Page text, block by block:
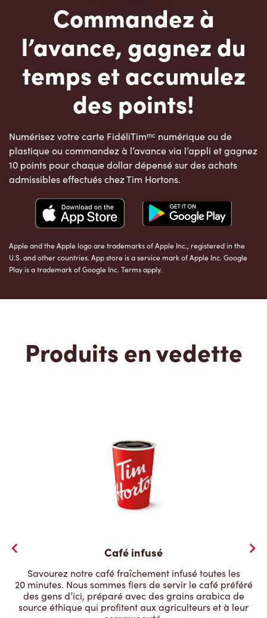
Commandez à
l’avance, gagnez du
temps et accumulez
des points!
Numérisez votre carte FidéliTimᵐᶜ numérique ou de
plastique ou commandez à l’avance via l’appli et gagnez
10 points pour chaque dollar dépensé sur des achats
admissibles effectués chez Tim Hortons.
Apple and the Apple logo are trademarks of Apple Inc., registered in the
U.S. and other countries. App store is a service mark of Apple Inc. Google
Play is a trademark of Google Inc. Terms apply.
Produits en vedette
Café infusé
Savourez notre café fraîchement infusé toutes les
20 minutes. Nous sommes fiers de servir le café préféré
des gens d’ici, préparé avec des grains arabica de
source éthique qui profitent aux agriculteurs et à leur